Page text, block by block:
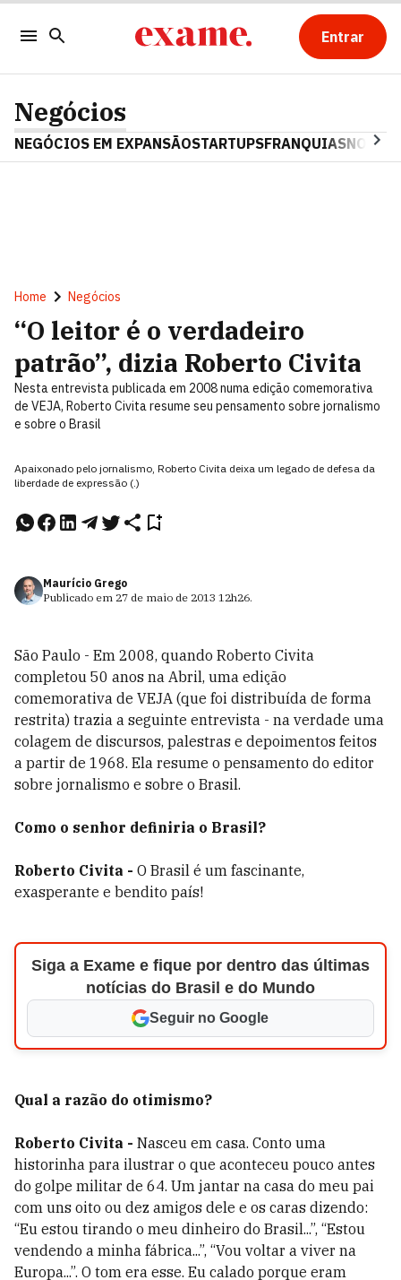
Entrar
Negócios
NEGÓCIOS EM EXPANSÃOSTARTUPSFRANQUIAS
Home Negócios
“O leitor é o verdadeiro
patrão”, dizia Roberto Civita
Nesta entrevista publicada em 2008 numa edição comemorativa
de VEJA, Roberto Civita resume seu pensamento sobre jornalismo
e sobre o Brasil
Apaixonado pelo jornalismo, Roberto Civita deixa um legado de defesa da
liberdade de expressão (.)
Maurício Grego
Publicado em 27 de maio de 2013 12h26.
São Paulo - Em 2008, quando Roberto Civita
completou 50 anos na Abril, uma edição
comemorativa de VEJA (que foi distribuída de forma
restrita) trazia a seguinte entrevista - na verdade uma
colagem de discursos, palestras e depoimentos feitos
a partir de 1968. Ela resume o pensamento do editor
sobre jornalismo e sobre o Brasil.
Como o senhor definiria o Brasil?
Roberto Civita - O Brasil é um fascinante,
exasperante e bendito país!
Siga a Exame e fique por dentro das últimas
notícias do Brasil e do Mundo
Seguir no Google
Qual a razão do otimismo?
Roberto Civita - Nasceu em casa. Conto uma
historinha para ilustrar o que aconteceu pouco antes
do golpe militar de 64. Um jantar na casa do meu pai
com uns oito ou dez amigos dele e os caras dizendo:
“Eu estou tirando o meu dinheiro do Brasil...”, “Estou
vendendo a minha fábrica...”, “Vou voltar a viver na
Europa...”. O tom era esse. Eu calado porque eram